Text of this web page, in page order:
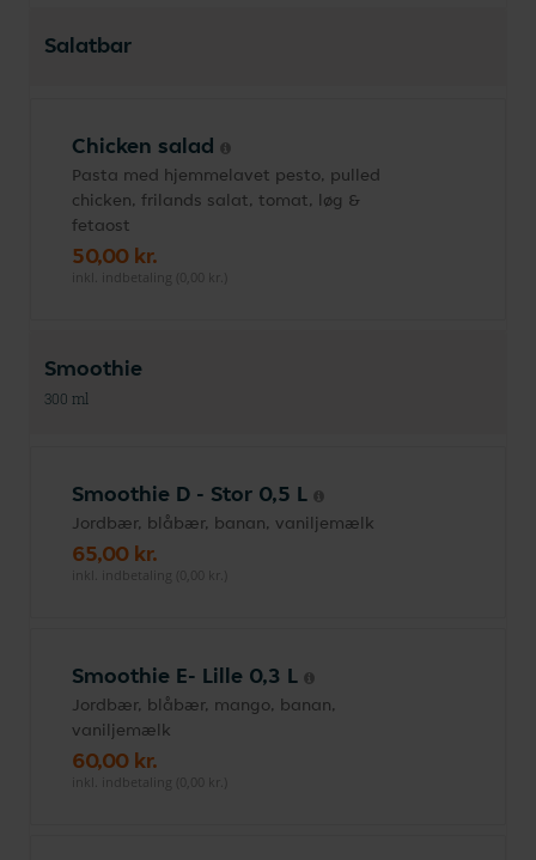
Salatbar
Chicken salad
Pasta med hjemmelavet pesto, pulled
chicken, frilands salat, tomat, løg &
fetaost
50,00 kr.
inkl. indbetaling (0,00 kr.)
Smoothie
300 ml
Smoothie D - Stor 0,5 L
Jordbær, blåbær, banan, vaniljemælk
65,00 kr.
inkl. indbetaling (0,00 kr.)
Smoothie E- Lille 0,3 L
Jordbær, blåbær, mango, banan,
vaniljemælk
60,00 kr.
inkl. indbetaling (0,00 kr.)